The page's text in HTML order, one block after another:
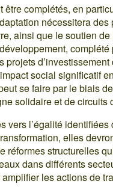
être complétés, en
nécessitera
ainsi que le soutien
projets
social significatif
se faire par le biais
solidaire et de
vers l’égalité
elles
réformes structurelles
dans différents
les actions de